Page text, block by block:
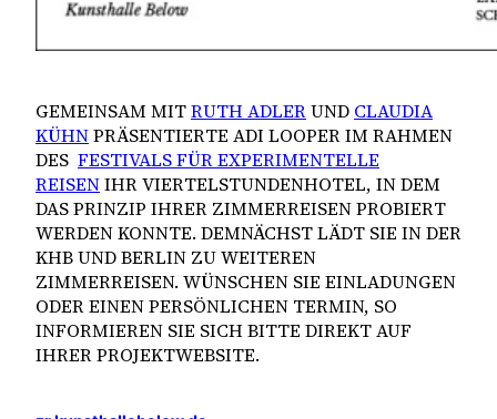
GEMEINSAM MITRUTH ADLERUND CLAUDIA
KÜHNPRÄSENTIERTE ADI LOOPER IM RAHMEN
DES FESTIVALS FÜR EXPERIMENTELLE
REISENIHR VIERTELSTUNDENHOTEL, IN DEM
DAS PRINZIP IHRER ZIMMERREISEN PROBIERT
WERDEN KONNTE. DEMNÄCHST LÄDT SIE IN DER
KHB UND BERLIN ZU WEITEREN
ZIMMERREISEN. WÜNSCHEN SIE EINLADUNGEN
ODER EINEN PERSÖNLICHEN TERMIN, SO
INFORMIEREN SIE SICH BITTE DIREKT AUF
IHRER PROJEKTWEBSITE.